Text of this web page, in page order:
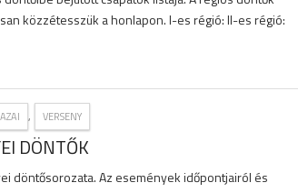
közzétesszük a honlapon. I-es régió: II-es régió:
, VERSENY
DÖNTŐK
döntősorozata. Az események időpontjairól és